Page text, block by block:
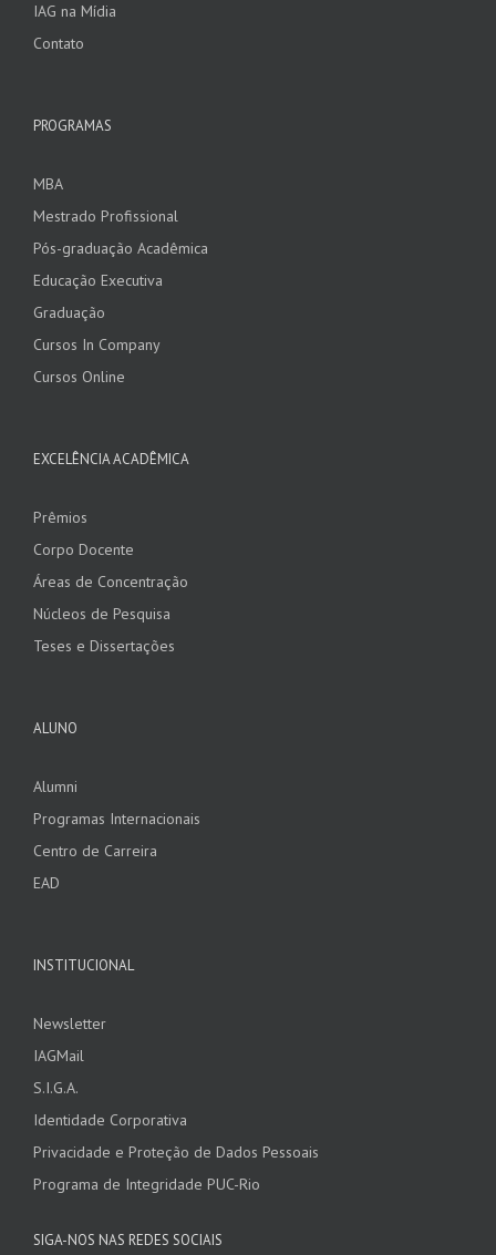
IAG na Mídia
Contato
PROGRAMAS
MBA
Mestrado Profissional
Pós-graduação Acadêmica
Educação Executiva
Graduação
Cursos In Company
Cursos Online
EXCELÊNCIA ACADÊMICA
Prêmios
Corpo Docente
Áreas de Concentração
Núcleos de Pesquisa
Teses e Dissertações
ALUNO
Alumni
Programas Internacionais
Centro de Carreira
EAD
INSTITUCIONAL
Newsletter
IAGMail
S.I.G.A.
Identidade Corporativa
Privacidade e Proteção de Dados Pessoais
Programa de Integridade PUC-Rio
SIGA-NOS NAS REDES SOCIAIS